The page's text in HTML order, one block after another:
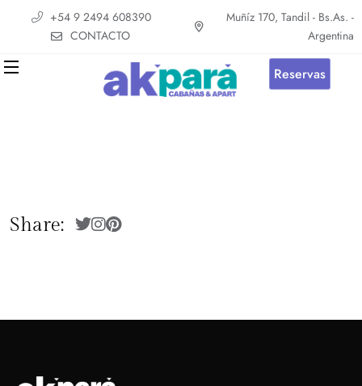
+54 9 2494 608390
CONTACTO
Muñíz 170, Tandil - Bs.As. -
Argentina
Reservas
Share: